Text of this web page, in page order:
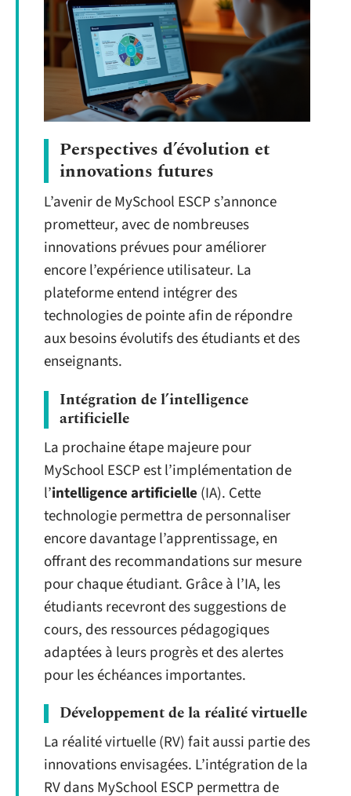
Perspectives d’évolution et
innovations futures
L’avenir de MySchool ESCP s’annonce
prometteur, avec de nombreuses
innovations prévues pour améliorer
encore l’expérience utilisateur. La
plateforme entend intégrer des
technologies de pointe afin de répondre
aux besoins évolutifs des étudiants et des
enseignants.
Intégration de l’intelligence
artificielle
La prochaine étape majeure pour
MySchool ESCP est l’implémentation de
l’intelligence artificielle (IA). Cette
technologie permettra de personnaliser
encore davantage l’apprentissage, en
offrant des recommandations sur mesure
pour chaque étudiant. Grâce à l’IA, les
étudiants recevront des suggestions de
cours, des ressources pédagogiques
adaptées à leurs progrès et des alertes
pour les échéances importantes.
Développement de la réalité virtuelle
La réalité virtuelle (RV) fait aussi partie des
innovations envisagées. L’intégration de la
RV dans MySchool ESCP permettra de